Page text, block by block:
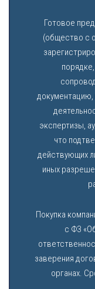
Готовое
(общество с
экспертизы,
что
действующих
иных
Покупка
с ФЗ
заверения
органах.